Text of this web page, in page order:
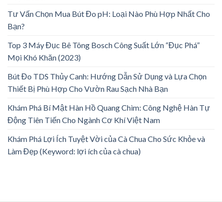
Tư Vấn Chọn Mua Bút Đo pH: Loại Nào Phù Hợp Nhất Cho
Bạn?
Top 3 Máy Đục Bê Tông Bosch Công Suất Lớn “Đục Phá”
Mọi Khó Khăn (2023)
Bút Đo TDS Thủy Canh: Hướng Dẫn Sử Dụng và Lựa Chọn
Thiết Bị Phù Hợp Cho Vườn Rau Sạch Nhà Bạn
Khám Phá Bí Mật Hàn Hồ Quang Chìm: Công Nghệ Hàn Tự
Động Tiên Tiến Cho Ngành Cơ Khí Việt Nam
Khám Phá Lợi Ích Tuyệt Vời của Cà Chua Cho Sức Khỏe và
Làm Đẹp (Keyword: lợi ích của cà chua)